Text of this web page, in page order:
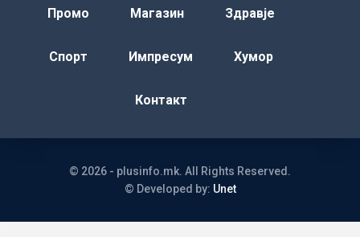
Промо Магазин Здравје
Спорт Импресум Хумор
Контакт
© 2026 - plusinfo.mk. All Rights Reserved.
© Developed by: Unet